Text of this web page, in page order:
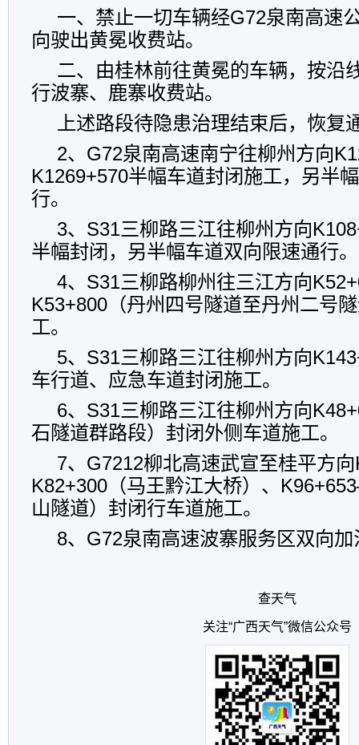
一、禁止一切车辆经G72泉南高速
向驶出黄冕收费站。
二、由桂林前往黄冕的车辆，按沿
行波寨、鹿寨收费站。
上述路段待隐患治理结束后，恢复
2、G72泉南高速南宁往柳州方向
K1269+570半幅车道封闭施工，另半
行。
3、S31三柳路三江往柳州方向
半幅封闭，另半幅车道双向限速通行。
4、S31三柳路柳州往三江方向
K53+800（丹州四号隧道至丹州二号
工。
5、S31三柳路三江往柳州方向
车行道、应急车道封闭施工。
6、S31三柳路三江往柳州方向
石隧道群路段）封闭外侧车道施工。
7、G7212柳北高速武宣至桂平方
K82+300（马王黔江大桥）、
山隧道）封闭行车道施工。
8、G72泉南高速波寨服务区双向
查天气
关注“广西天气”微信公众号